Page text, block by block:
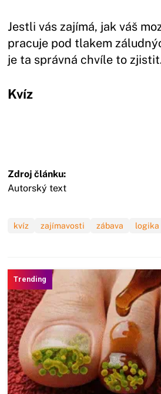
Jestli vás zajímá, jak váš
pracuje pod tlakem
je ta správná chvíle to
Kvíz
Zdroj článku:
Autorský text
kvíz zajímavosti zábava logika